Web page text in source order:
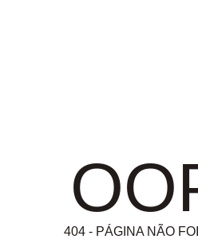
404 - PÁGINA NÃO